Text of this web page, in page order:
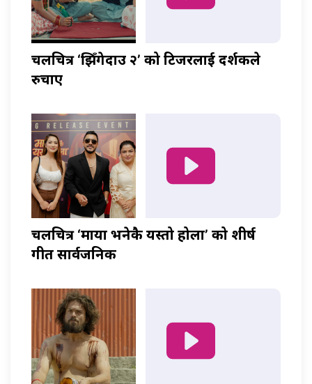
चलचित्र ‘झिँगेदाउ २’ को टिजरलाई दर्शकले
रुचाए
चलचित्र ‘माया भनेकै यस्तो होला’ को शीर्ष
गीत सार्वजनिक